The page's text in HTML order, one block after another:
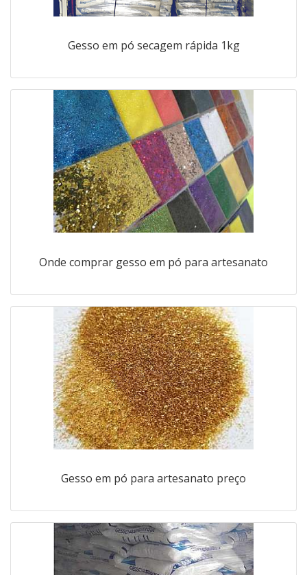
Gesso em pó secagem rápida 1kg
Onde comprar gesso em pó para artesanato
Gesso em pó para artesanato preço